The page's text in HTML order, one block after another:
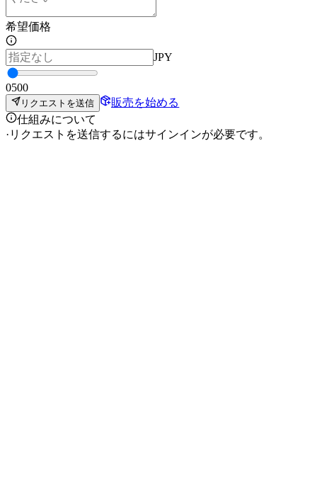
希望価格
JPY
0500
リクエストを送信
販売を始める
仕組みについて
· リクエストを送信するにはサインインが必要です。